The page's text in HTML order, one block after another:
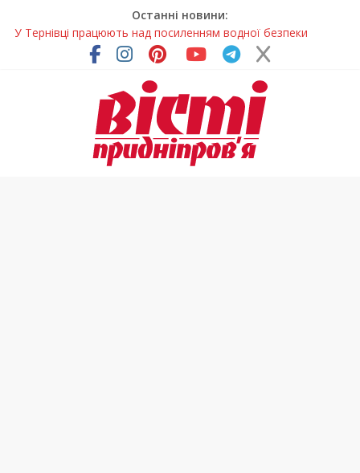
Останні новини:
У Тернівці працюють над посиленням водної безпеки
На Дніпропетровщині різко зросла кількість пожеж в
У Самарі провели незвичайний майстер-клас
Світлові рішення майстрів із Дніпра визнали найкращими в
Засинання після півночі може негативно впливати на